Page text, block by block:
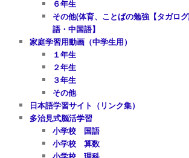
６年生
その他(体育、ことばの勉強【タガロ
語・中国語】
家庭学習用動画（中学生用）
１年生
２年生
３年生
その他
日本語学習サイト（リンク集）
多治見式脳活学習
小学校 国語
小学校 算数
小学校 理科